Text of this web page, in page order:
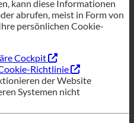
Systemen nicht
Website zu ermöglichen,
notwendigen Cookies: